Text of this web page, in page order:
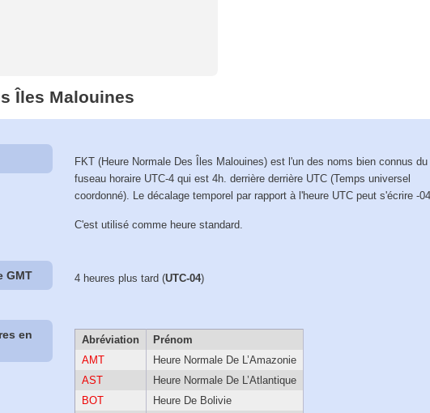
Îles Malouines
FKT (Heure Normale Des Îles Malouines) est l'un des noms bien connus du
fuseau horaire UTC-4 qui est 4h. derrière derrière UTC (Temps universel
coordonné). Le décalage temporel par rapport à l'heure UTC peut s'écrire -
C'est utilisé comme heure standard.
GMT 4 heures plus tard (UTC-04)
en
Abréviation
Prénom
AMT
Heure Normale De L’Amazonie
AST
Heure Normale De L’Atlantique
BOT
Heure De Bolivie